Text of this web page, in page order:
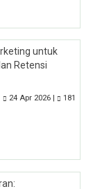
untuk
Retensi
24 Apr 2026 | 181